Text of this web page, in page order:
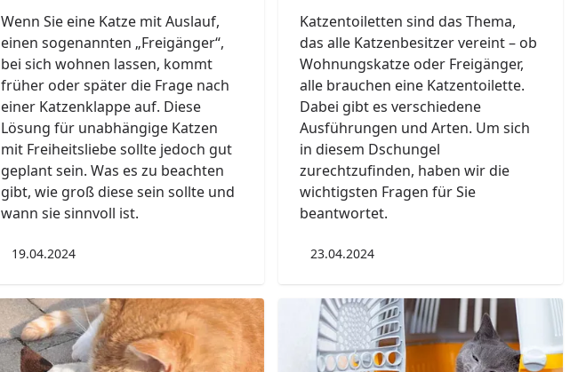
Wenn Sie eine Katze mit Auslauf,
einen sogenannten „Freigänger“,
bei sich wohnen lassen, kommt
früher oder später die Frage nach
einer Katzenklappe auf. Diese
Lösung für unabhängige Katzen
mit Freiheitsliebe sollte jedoch gut
geplant sein. Was es zu beachten
gibt, wie groß diese sein sollte und
wann sie sinnvoll ist.
19.04.2024
Katzentoiletten sind das Thema,
das alle Katzenbesitzer vereint – ob
Wohnungskatze oder Freigänger,
alle brauchen eine Katzentoilette.
Dabei gibt es verschiedene
Ausführungen und Arten. Um sich
in diesem Dschungel
zurechtzufinden, haben wir die
wichtigsten Fragen für Sie
beantwortet.
23.04.2024